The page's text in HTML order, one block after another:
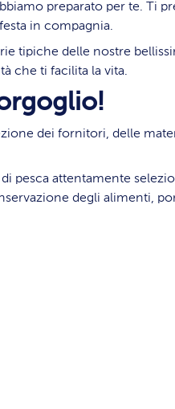
preparato per te. Ti
in compagnia.
tipiche delle nostre
che ti facilita la vita.
dei fornitori, delle
attentamente
degli alimenti,